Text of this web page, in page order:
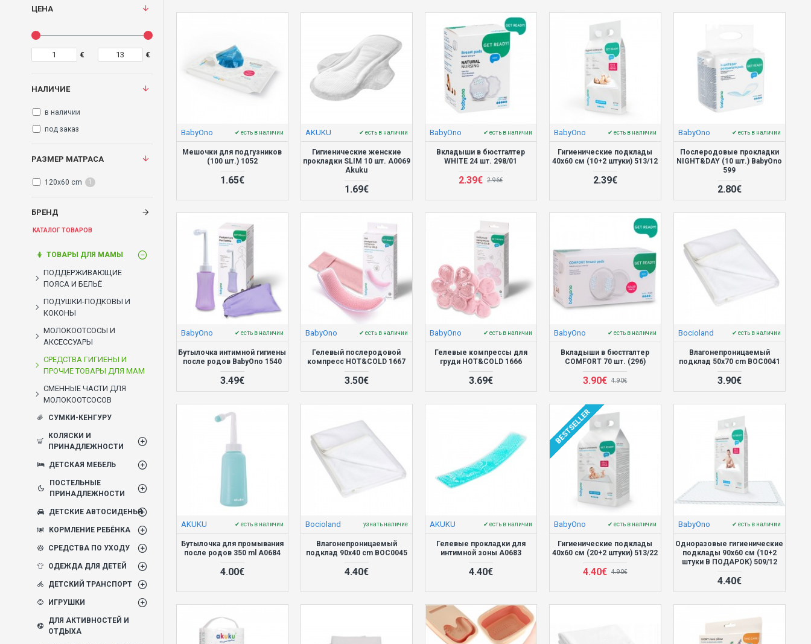
ЦЕНА
€ €
БРЕНД
РАЗМЕР МАТРАСА
120x60 cm 1
НАЛИЧИЕ
в наличии
под заказ
КАТАЛОГ ТОВАРОВ
ТОВАРЫ ДЛЯ МАМЫ
ПОДДЕРЖИВАЮЩИЕ
ПОЯСА И БЕЛЬЁ
ПОДУШКИ-ПОДКОВЫ И
КОКОНЫ
МОЛОКООТСОСЫ И
АКСЕССУАРЫ
СРЕДСТВА ГИГИЕНЫ И
ПРОЧИЕ ТОВАРЫ ДЛЯ МАМ
СМЕННЫЕ ЧАСТИ ДЛЯ
МОЛОКООТСОСОВ
СУМКИ-КЕНГУРУ
КОЛЯСКИ И
ПРИНАДЛЕЖНОСТИ
ДЕТСКАЯ МЕБЕЛЬ
ПОСТЕЛЬНЫЕ
ПРИНАДЛЕЖНОСТИ
ДЕТСКИЕ АВТОСИДЕНЬЯ
КОРМЛЕНИЕ РЕБЁНКА
СРЕДСТВА ПО УХОДУ
ОДЕЖДА ДЛЯ ДЕТЕЙ
ДЕТСКИЙ ТРАНСПОРТ
ИГРУШКИ
ДЛЯ АКТИВНОСТЕЙ И
ОТДЫХА
BabyOno ✔ есть в наличии
Mешочки для подгузников
(100 шт.) 1052
1.65€
AKUKU ✔ есть в наличии
Гигиенические женские
прокладки SLIM 10 шт. A0069
Akuku
1.69€
BabyOno ✔ есть в наличии
Вкладыши в бюстгалтер
WHITE 24 шт. 298/01
2.39€ 2.96€
BabyOno ✔ есть в наличии
Гигиенические подклады
40x60 см (10+2 штуки) 513/12
2.39€
BabyOno ✔ есть в наличии
Послеродовые прокладки
NIGHT&DAY (10 шт.) BabyOno
599
2.80€
BabyOno ✔ есть в наличии
Бутылочка интимной гигиены
после родов BabyOno 1540
3.49€
BabyOno ✔ есть в наличии
Гелевый послеродовой
компресс HOT&COLD 1667
3.50€
BabyOno ✔ есть в наличии
Гелевые компрессы для
груди HOT&COLD 1666
3.69€
BabyOno ✔ есть в наличии
Вкладыши в бюстгалтер
COMFORT 70 шт. (296)
3.90€ 4.90€
Bocioland ✔ есть в наличии
Влагонепроницаемый
подклад 50x70 cm BOC0041
3.90€
AKUKU ✔ есть в наличии
Бутылочка для промывания
после родов 350 ml A0684
4.00€
Bocioland узнать наличие
Влагонепроницаемый
подклад 90x40 cm BOC0045
4.40€
AKUKU ✔ есть в наличии
Гелевые прокладки для
интимной зоны A0683
4.40€
BESTSELLER
BabyOno ✔ есть в наличии
Гигиенические подклады
40x60 см (20+2 штуки) 513/22
4.40€ 4.90€
BabyOno ✔ есть в наличии
Одноразовые гигиенические
подклады 90x60 см (10+2
штуки В ПОДАРОК) 509/12
4.40€